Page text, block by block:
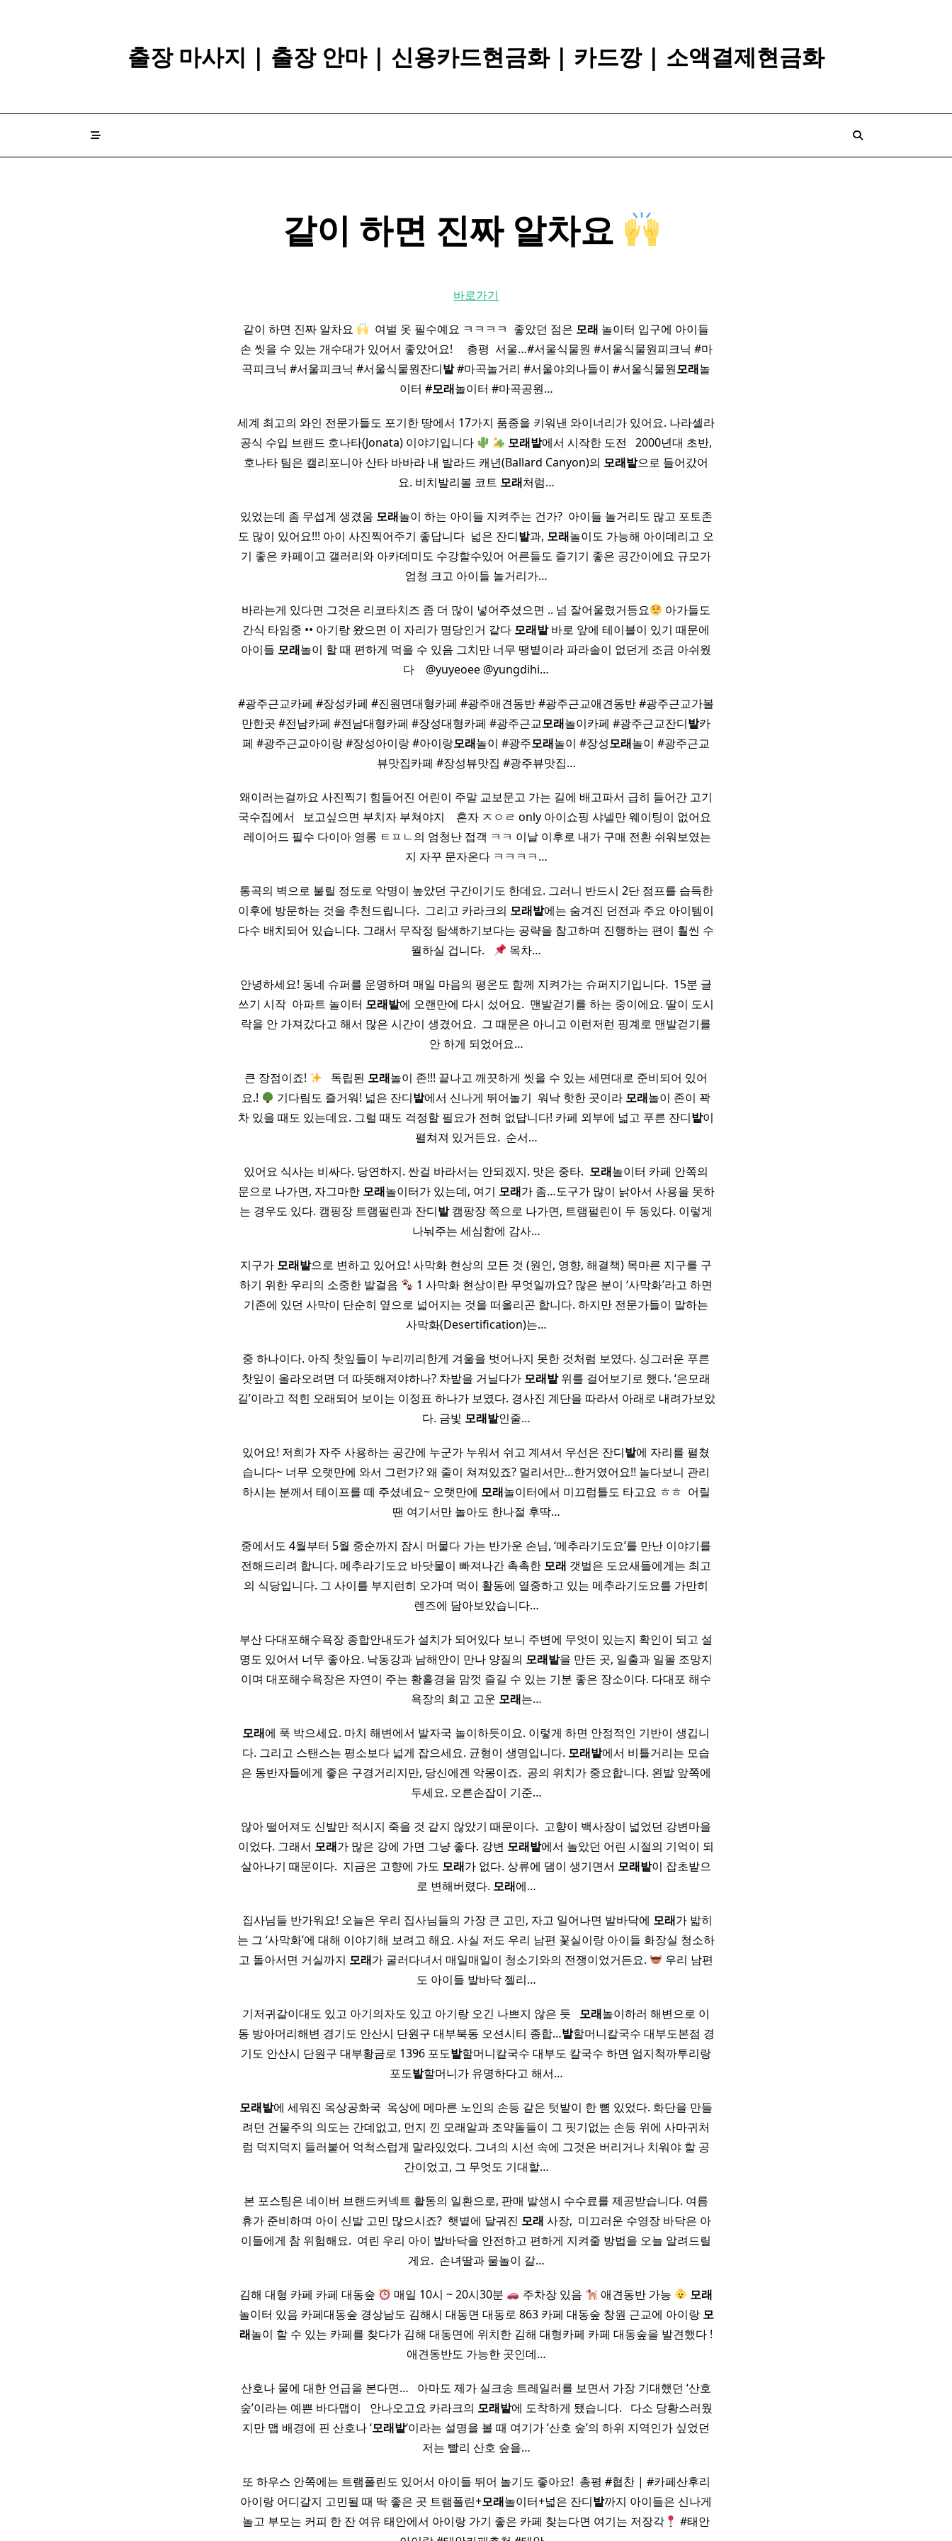
출장 마사지 | 출장 안마 | 신용카드현금화 | 카드깡 | 소액결제현금화
같이 하면 진짜 알차요
바로가기
같이 하면 진짜 알차요 ​ 여벌 옷 필수예요 ㅋㅋㅋㅋ ​ 좋았던 점은 모래 놀이터 입구에 아이들
손 씻을 수 있는 개수대가 있어서 좋았어요! ​ ​ ​ ​ 총평 ​ 서울…#서울식물원 #서울식물원피크닉 #마
곡피크닉 #서울피크닉 #서울식물원잔디밭#마곡놀거리 #서울야외나들이 #서울식물원모래놀
이터 #모래놀이터 #마곡공원…
세계 최고의 와인 전문가들도 포기한 땅에서 17가지 품종을 키워낸 와이너리가 있어요. 나라셀라
공식 수입 브랜드 호나타(Jonata) 이야기입니다
모래밭에서 시작한 도전 ​ ​ 2000년대 초반,
호나타 팀은 캘리포니아 산타 바바라 내 발라드 캐년(Ballard Canyon)의 모래밭으로 들어갔어
요. 비치발리볼 코트 모래처럼…
있었는데 좀 무섭게 생겼움 모래놀이 하는 아이들 지켜주는 건가? ​ 아이들 놀거리도 많고 포토존
도 많이 있어요!!! 아이 사진찍어주기 좋답니다 ​ 넓은 잔디밭과, 모래놀이도 가능해 아이데리고 오
기 좋은 카페이고 갤러리와 아카데미도 수강할수있어 어른들도 즐기기 좋은 공간이에요 규모가
엄청 크고 아이들 놀거리가…
바라는게 있다면 그것은 리코타치즈 좀 더 많이 넣어주셨으면 .. 넘 잘어울렸거등요
아가들도
간식 타임중 •• 아기랑 왔으면 이 자리가 명당인거 같다 모래밭바로 앞에 테이블이 있기 때문에
아이들 모래놀이 할 때 편하게 먹을 수 있음 그치만 너무 땡볕이라 파라솔이 없던게 조금 아쉬웠
다 ​ ​ ​ @yuyeoee @yungdihi…
#광주근교카페 #장성카페 #진원면대형카페 #광주애견동반 #광주근교애견동반 #광주근교가볼
만한곳 #전남카페 #전남대형카페 #장성대형카페 #광주근교모래놀이카페 #광주근교잔디밭카
페 #광주근교아이랑 #장성아이랑 #아이랑모래놀이 #광주모래놀이 #장성모래놀이 #광주근교
뷰맛집카페 #장성뷰맛집 #광주뷰맛집…
왜이러는걸까요 사진찍기 힘들어진 어린이 주말 교보문고 가는 길에 배고파서 급히 들어간 고기
국수집에서 ​ ​ 보고싶으면 부치자 부쳐야지 ​ ​ ​ 혼자 ㅈㅇㄹ only 아이쇼핑 샤넬만 웨이팅이 없어요 ​
​ 레이어드 필수 다이아 영롱 ㅌㅍㄴ의 엄청난 접객 ㅋㅋ 이날 이후로 내가 구매 전환 쉬워보였는
지 자꾸 문자온다 ㅋㅋㅋㅋ…
통곡의 벽으로 불릴 정도로 악명이 높았던 구간이기도 한데요. 그러니 반드시 2단 점프를 습득한
이후에 방문하는 것을 추천​드립니다. ​ 그리고 카라크의 모래밭에는 숨겨진 던전과 주요 아이템이
다수 배치되어 있습니다. 그래서 무작정 탐색하기보다는 공략을 참고하며 진행하는 편이 훨씬 수
월하실 겁니다. ​ ​
목차…
안녕하세요! 동네 슈퍼를 운영하며 매일 마음의 평온도 함께 지켜가는 슈퍼지기입니다. ​ 15분 글
쓰기 시작 ​ 아파트 놀이터 모래밭에 오랜만에 다시 섰어요. ​ 맨발걷기를 하는 중이에요. 딸이 도시
락을 안 가져갔다고 해서 많은 시간이 생겼어요. ​ 그 때문은 아니고 이런저런 핑계로 맨발걷기를
안 하게 되었어요…
큰 장점이죠! ​ ​ 독립된 모래놀이 존!!! 끝나고 깨끗하게 씻을 수 있는 세면대로 준비되어 있어
요.!
기다림도 즐거워! 넓은 잔디밭에서 신나게 뛰어놀기 ​ 워낙 핫한 곳이라 모래놀이 존이 꽉
차 있을 때도 있는데요. 그럴 때도 걱정할 필요가 전혀 없답니다! 카페 외부에 넓고 푸른 잔디밭이
펼쳐져 있거든요. ​ 순서…
있어요 식사는 비싸다. 당연하지. 싼걸 바라서는 안되겠지. 맛은 중타. ​ 모래놀이터 카페 안쪽의
문으로 나가면, 자그마한 모래놀이터가 있는데, 여기 모래가 좀…도구가 많이 낡아서 사용을 못하
는 경우도 있다. 캠핑장 트램펄린과 잔디밭캠팡장 쪽으로 나가면, 트램펄린이 두 동있다. 이렇게
나눠주는 세심함에 감사…
지구가 모래밭으로 변하고 있어요! 사막화 현상의 모든 것 (원인, 영향, 해결책) 목마른 지구를 구
하기 위한 우리의 소중한 발걸음
1 사막화 현상이란 무엇일까요? 많은 분이 ‘사막화’라고 하면
기존에 있던 사막이 단순히 옆으로 넓어지는 것을 떠올리곤 합니다. 하지만 전문가들이 말하는
사막화(Desertification)는…
중 하나이다. 아직 찻잎들이 누리끼리한게 겨울을 벗어나지 못한 것처럼 보였다. 싱그러운 푸른
찻잎이 올라오려면 더 따뜻해져야하나? 차밭을 거닐다가 모래밭위를 걸어보기로 했다. ‘은모래
길’이라고 적힌 오래되어 보이는 이정표 하나가 보였다. 경사진 계단을 따라서 아래로 내려가보았
다. 금빛 모래밭인줄…
있어요! 저희가 자주 사용하는 공간에 누군가 누워서 쉬고 계셔서 우선은 잔디밭에 자리를 펼쳤
습니다~ 너무 오랫만에 와서 그런가? 왜 줄이 쳐져있죠? 멀리서만…한거였어요!! 놀다보니 관리
하시는 분께서 테이프를 떼 주셨네요~ 오랫만에 모래놀이터에서 미끄럼틀도 타고요 ㅎㅎ ​ 어릴
땐 여기서만 놀아도 한나절 후딱…
중에서도 4월부터 5월 중순까지 잠시 머물다 가는 반가운 손님, ‘메추라기도요’를 만난 이야기를
전해드리려 합니다. 메추라기도요 바닷물이 빠져나간 촉촉한 모래 갯벌은 도요새들에게는 최고
의 식당입니다. 그 사이를 부지런히 오가며 먹이 활동에 열중하고 있는 메추라기도요를 가만히
렌즈에 담아보았습니다…
부산 다대포해수욕장 종합안내도가 설치가 되어있다 보니 주변에 무엇이 있는지 확인이 되고 설
명도 있어서 너무 좋아요. 낙동강과 남해안이 만나 양질의 모래밭을 만든 곳, 일출과 일몰 조망지
이며 대포해수욕장은 자연이 주는 황홀경을 맘껏 즐길 수 있는 기분 좋은 장소이다. 다대포 해수
욕장의 희고 고운 모래는…
모래에 푹 박으세요. 마치 해변에서 발자국 놀이하듯이요. 이렇게 하면 안정적인 기반이 생깁니
다. 그리고 스탠스는 평소보다 넓게 잡으세요. 균형이 생명입니다. 모래밭에서 비틀거리는 모습
은 동반자들에게 좋은 구경거리지만, 당신에겐 악몽이죠. ​ 공의 위치가 중요합니다. 왼발 앞쪽에
두세요. 오른손잡이 기준…
않아 떨어져도 신발만 적시지 죽을 것 같지 않았기 때문이다. ​ 고향이 백사장이 넓었던 강변마을
이었다. 그래서 모래가 많은 강에 가면 그냥 좋다. 강변 모래밭에서 놀았던 어린 시절의 기억이 되
살아나기 때문이다. ​ 지금은 고향에 가도 모래가 없다. 상류에 댐이 생기면서 모래밭이 잡초밭으
로 변해버렸다. 모래에…
​ 집사님들 반가워요! 오늘은 우리 집사님들의 가장 큰 고민, 자고 일어나면 발바닥에 모래가 밟히
는 그 ‘사막화’에 대해 이야기해 보려고 해요. 사실 저도 우리 남편 꽃실이랑 아이들 화장실 청소하
고 돌아서면 거실까지 모래가 굴러다녀서 매일매일이 청소기와의 전쟁이었거든요.
우리 남편
도 아이들 발바닥 젤리…
기저귀갈이대도 있고 아기의자도 있고 아기랑 오긴 나쁘지 않은 듯 ​ ​ 모래놀이하러 해변으로 이
동 방아머리해변 경기도 안산시 단원구 대부북동 오션시티 종합…밭할머니칼국수 대부도본점 경
기도 안산시 단원구 대부황금로 1396 포도밭할머니칼국수 대부도 칼국수 하면 엄지척까투리랑
포도밭할머니가 유명하다고 해서…
모래밭에 세워진 옥상공화국 ​ ​옥상에 메마른 노인의 손등 같은 텃밭이 한 뼘 있었다. 화단을 만들
려던 건물주의 의도는 간데없고, 먼지 낀 모래알과 조약돌들이 그 핏기없는 손등 위에 사마귀처
럼 덕지덕지 들러붙어 억척스럽게 말라있었다. 그녀의 시선 속에 그것은 버리거나 치워야 할 공
간이었고, 그 무엇도 기대할…
본 포스팅은 네이버 브랜드커넥트 활동의 일환으로, 판매 발생시 수수료를 제공받습니다. 여름
휴가 준비하며 아이 신발 고민 많으시죠? ​ 햇볕에 달궈진 모래 사장, ​ 미끄러운 수영장 바닥은 아
이들에게 참 위험해요. ​ 여린 우리 아이 발바닥을 안전하고 편하게 지켜줄 방법을 오늘 알려드릴
게요. ​ 손녀딸과 물놀이 갈…
김해 대형 카페 카페 대동숲 매일 10시 ~ 20시30분 주차장 있음 애견동반 가능
모래
놀이터 있음 카페대동숲 경상남도 김해시 대동면 대동로 863 카페 대동숲 창원 근교에 아이랑 모
래놀이 할 수 있는 카페를 찾다가 김해 대동면에 위치한 김해 대형카페 카페 대동숲을 발견했다 !
애견동반도 가능한 곳인데…
산호나 물에 대한 언급을 본다면… ​ ​ 아마도 제가 실크송 트레일러를 보면서 가장 기대했던 ‘산호
숲’이라는 예쁜 바다맵이 ​ ​ 안나오고요 카라크의 모래밭에 도착하게 됐습니다. ​ ​ 다소 당황스러웠
지만 맵 배경에 핀 산호나 ‘모래밭‘이라는 설명을 볼 때 여기가 ‘산호 숲’의 하위 지역인가 싶었던
저는 빨리 산호 숲을…
또 하우스 안쪽에는 트램폴린도 있어서 아이들 뛰어 놀기도 좋아요! ​ 총평 #협찬 | #카페산후리
아이랑 어디갈지 고민될 때 딱 좋은 곳 트램폴린+모래놀이터+넓은 잔디밭까지 아이들은 신나게
놀고 부모는 커피 한 잔 여유 태안에서 아이랑 가기 좋은 카페 찾는다면 여기는 저장각
#태안